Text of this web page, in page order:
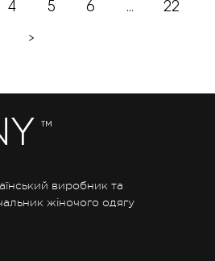
4 5 6 ...
22
>
™
виробник та
жіночого одягу